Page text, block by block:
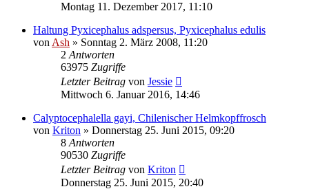
Montag 11. Dezember 2017, 11:10
Haltung Pyxicephalus adspersus, Pyxicephalus edulis
von Ash » Sonntag 2. März 2008, 11:20
2 Antworten
63975 Zugriffe
Letzter Beitrag von Jessie
Mittwoch 6. Januar 2016, 14:46
Calyptocephalella gayi, Chilenischer Helmkopffrosch
von Kriton » Donnerstag 25. Juni 2015, 09:20
8 Antworten
90530 Zugriffe
Letzter Beitrag von Kriton
Donnerstag 25. Juni 2015, 20:40